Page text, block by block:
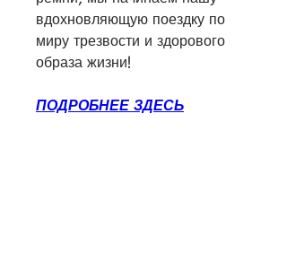
вдохновляющую поездку по
миру трезвости и здорового
образа жизни!
ПОДРОБНЕЕ ЗДЕСЬ